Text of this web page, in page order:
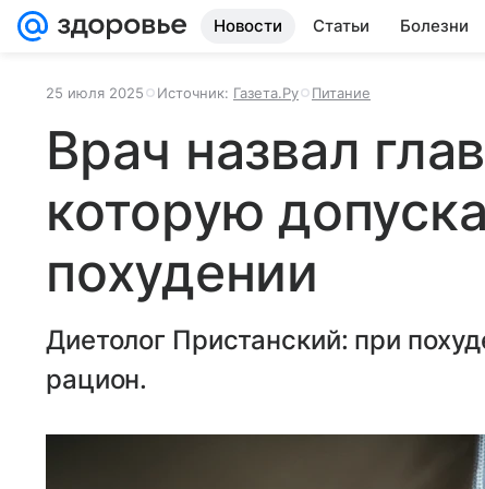
Новости Статьи Болезни
25 июля 2025 Источник: Газета.Ру Питание
Врач назвал
которую
похудении
Диетолог Пристанский: при
рацион.